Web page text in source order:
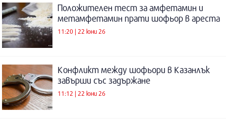
Положителен тест за амфетамин и
метамфетамин прати шофьор в ареста
11:20 | 22 юни 26
Конфликт между шофьори в Казанлък
завърши със задържане
11:12 | 22 юни 26